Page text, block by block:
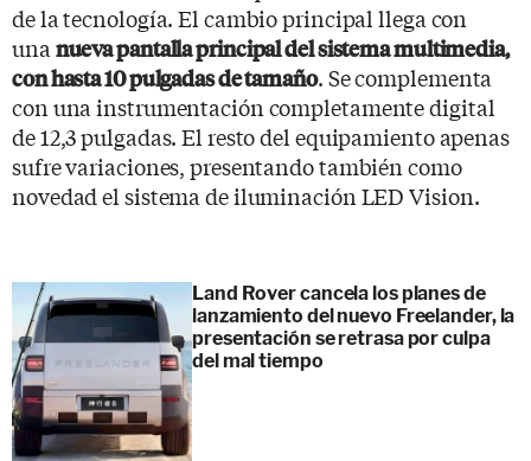
de la tecnología. El cambio principal llega con
una nueva pantalla principal del sistema multimedia,
con hasta 10 pulgadas de tamaño. Se complementa
con una instrumentación completamente digital
de 12,3 pulgadas. El resto del equipamiento apenas
sufre variaciones, presentando también como
novedad el sistema de iluminación LED Vision.
Land Rover cancela los planes de
lanzamiento del nuevo Freelander, la
presentación se retrasa por culpa
del mal tiempo